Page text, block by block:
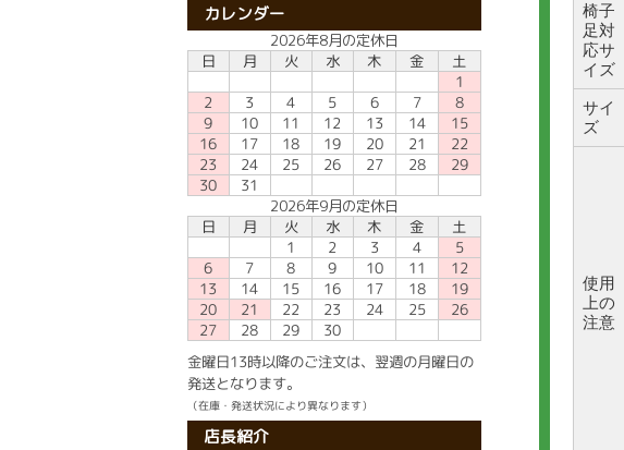
カレンダー
2026年8月の定休日
日 月 火 水 木 金 土
1
2
3 4 5 6 7
8
9
10 11 12 13 14
15
16
17 18 19 20 21
22
23
24 25 26 27 28
29
30
31
2026年9月の定休日
日 月 火 水 木 金 土
1 2 3 4
5
6
7 8 9 10 11
12
13
14 15 16 17 18
19
20
21 22 23 24 25
26
27
28 29 30
金曜日13時以降のご注文は、翌週の月曜日の
発送となります。
（在庫・発送状況により異なります）
店長紹介
椅子
足対
応サ
イズ
サイ
ズ
使用
上の
注意